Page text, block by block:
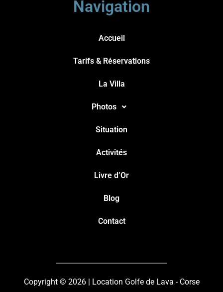
Navigation
Accueil
Tarifs & Réservations
La Villa
Photos
Situation
Activités
Livre d’Or
Blog
Contact
Copyright © 2026 | Location Golfe de Lava - Corse